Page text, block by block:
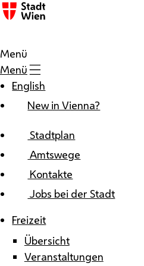
Zum Inhalt
Menü
Menü
English
New in Vienna?
Stadtplan
Amtswege
Kontakte
Jobs bei der Stadt
Freizeit
Übersicht
Veranstaltungen